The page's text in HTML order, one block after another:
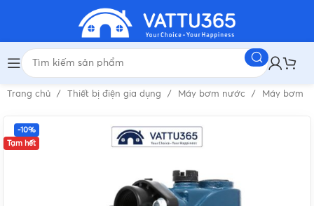
Trang chủ Thiết bị điện gia dụng Máy bơm nước Máy bơm
-10%
Tạm hết